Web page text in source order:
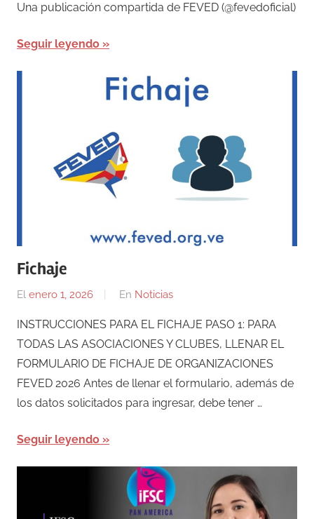
Una publicación compartida de FEVED (@fevedoficial)
Seguir leyendo
Fichaje
El enero 1, 2026
Por
En Noticias
INSTRUCCIONES PARA EL FICHAJE PASO 1: PARA
TODAS LAS ASOCIACIONES Y CLUBES, LLENAR EL
FORMULARIO DE FICHAJE DE ORGANIZACIONES
FEVED 2026 Antes de llenar el formulario, además de
los datos solicitados para ingresar, debe tener …
Seguir leyendo